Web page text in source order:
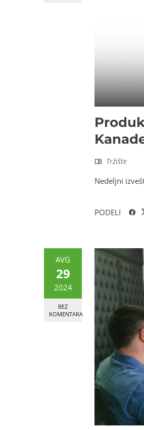
Tržište
Nedeljni
PODELI
AVG
29
2024
BEZ
KOMENTARA